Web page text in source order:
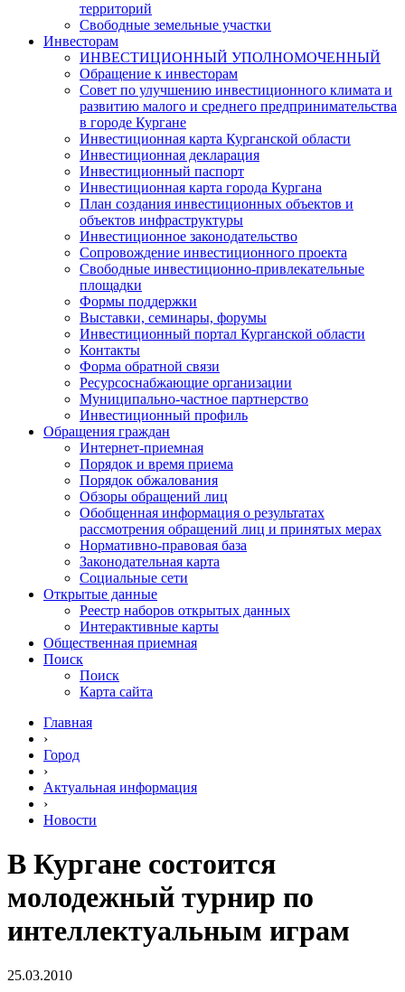
территорий
Свободные земельные участки
Инвесторам
ИНВЕСТИЦИОННЫЙ УПОЛНОМОЧЕННЫЙ
Обращение к инвесторам
Совет по улучшению инвестиционного климата и
развитию малого и среднего предпринимательства
в городе Кургане
Инвестиционная карта Курганской области
Инвестиционная декларация
Инвестиционный паспорт
Инвестиционная карта города Кургана
План создания инвестиционных объектов и
объектов инфраструктуры
Инвестиционное законодательство
Сопровождение инвестиционного проекта
Свободные инвестиционно-привлекательные
площадки
Формы поддержки
Выставки, семинары, форумы
Инвестиционный портал Курганской области
Контакты
Форма обратной связи
Ресурсоснабжающие организации
Муниципально-частное партнерство
Инвестиционный профиль
Обращения граждан
Интернет-приемная
Порядок и время приема
Порядок обжалования
Обзоры обращений лиц
Обобщенная информация о результатах
рассмотрения обращений лиц и принятых мерах
Нормативно-правовая база
Законодательная карта
Социальные сети
Открытые данные
Реестр наборов открытых данных
Интерактивные карты
Общественная приемная
Поиск
Поиск
Карта сайта
Главная
›
Город
›
Актуальная информация
›
Новости
В Кургане состоится
молодежный турнир по
интеллектуальным играм
25.03.2010